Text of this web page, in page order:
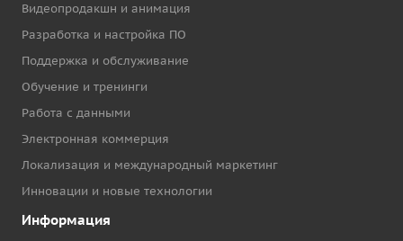
Видеопродакшн и анимация
Разработка и настройка ПО
Поддержка и обслуживание
Обучение и тренинги
Работа с данными
Электронная коммерция
Локализация и международный маркетинг
Инновации и новые технологии
Информация